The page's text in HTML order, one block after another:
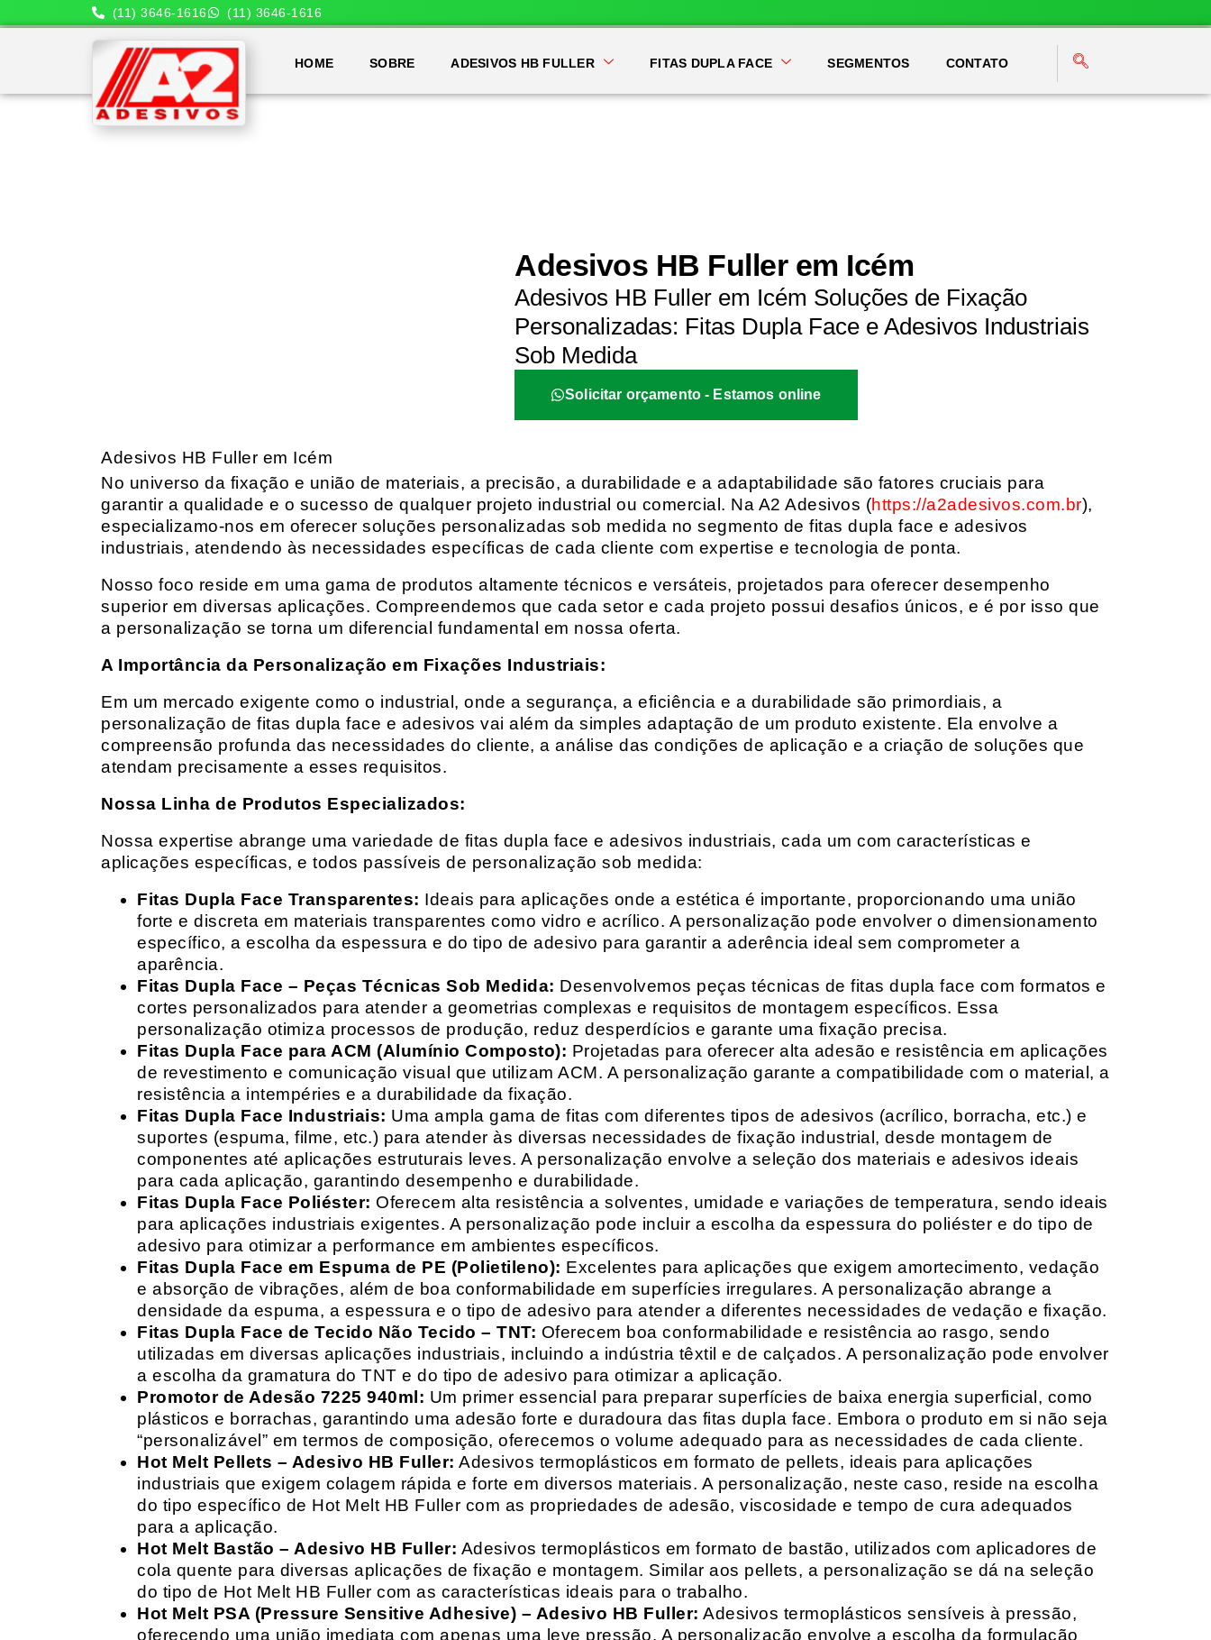
(11) 3646-1616 (11) 3646-1616
HOME SOBRE ADESIVOS HB FULLER FITAS DUPLA FACE SEGMENTOS CONTATO
Adesivos HB Fuller em Icém
Adesivos HB Fuller em Icém Soluções de Fixação
Personalizadas: Fitas Dupla Face e Adesivos Industriais
Sob Medida
Solicitar orçamento - Estamos online
Adesivos HB Fuller em Icém
No universo da fixação e união de materiais, a precisão, a durabilidade e a adaptabilidade são fatores cruciais para
garantir a qualidade e o sucesso de qualquer projeto industrial ou comercial. Na A2 Adesivos (https://a2adesivos.com.br),
especializamo-nos em oferecer soluções personalizadas sob medida no segmento de fitas dupla face e adesivos
industriais, atendendo às necessidades específicas de cada cliente com expertise e tecnologia de ponta.
Nosso foco reside em uma gama de produtos altamente técnicos e versáteis, projetados para oferecer desempenho
superior em diversas aplicações. Compreendemos que cada setor e cada projeto possui desafios únicos, e é por isso que
a personalização se torna um diferencial fundamental em nossa oferta.
A Importância da Personalização em Fixações Industriais:
Em um mercado exigente como o industrial, onde a segurança, a eficiência e a durabilidade são primordiais, a
personalização de fitas dupla face e adesivos vai além da simples adaptação de um produto existente. Ela envolve a
compreensão profunda das necessidades do cliente, a análise das condições de aplicação e a criação de soluções que
atendam precisamente a esses requisitos.
Nossa Linha de Produtos Especializados:
Nossa expertise abrange uma variedade de fitas dupla face e adesivos industriais, cada um com características e
aplicações específicas, e todos passíveis de personalização sob medida:
Fitas Dupla Face Transparentes: Ideais para aplicações onde a estética é importante, proporcionando uma união
forte e discreta em materiais transparentes como vidro e acrílico. A personalização pode envolver o dimensionamento
específico, a escolha da espessura e do tipo de adesivo para garantir a aderência ideal sem comprometer a
aparência.
Fitas Dupla Face – Peças Técnicas Sob Medida: Desenvolvemos peças técnicas de fitas dupla face com formatos e
cortes personalizados para atender a geometrias complexas e requisitos de montagem específicos. Essa
personalização otimiza processos de produção, reduz desperdícios e garante uma fixação precisa.
Fitas Dupla Face para ACM (Alumínio Composto): Projetadas para oferecer alta adesão e resistência em aplicações
de revestimento e comunicação visual que utilizam ACM. A personalização garante a compatibilidade com o material, a
resistência a intempéries e a durabilidade da fixação.
Fitas Dupla Face Industriais: Uma ampla gama de fitas com diferentes tipos de adesivos (acrílico, borracha, etc.) e
suportes (espuma, filme, etc.) para atender às diversas necessidades de fixação industrial, desde montagem de
componentes até aplicações estruturais leves. A personalização envolve a seleção dos materiais e adesivos ideais
para cada aplicação, garantindo desempenho e durabilidade.
Fitas Dupla Face Poliéster: Oferecem alta resistência a solventes, umidade e variações de temperatura, sendo ideais
para aplicações industriais exigentes. A personalização pode incluir a escolha da espessura do poliéster e do tipo de
adesivo para otimizar a performance em ambientes específicos.
Fitas Dupla Face em Espuma de PE (Polietileno): Excelentes para aplicações que exigem amortecimento, vedação
e absorção de vibrações, além de boa conformabilidade em superfícies irregulares. A personalização abrange a
densidade da espuma, a espessura e o tipo de adesivo para atender a diferentes necessidades de vedação e fixação.
Fitas Dupla Face de Tecido Não Tecido – TNT: Oferecem boa conformabilidade e resistência ao rasgo, sendo
utilizadas em diversas aplicações industriais, incluindo a indústria têxtil e de calçados. A personalização pode envolver
a escolha da gramatura do TNT e do tipo de adesivo para otimizar a aplicação.
Promotor de Adesão 7225 940ml: Um primer essencial para preparar superfícies de baixa energia superficial, como
plásticos e borrachas, garantindo uma adesão forte e duradoura das fitas dupla face. Embora o produto em si não seja
“personalizável” em termos de composição, oferecemos o volume adequado para as necessidades de cada cliente.
Hot Melt Pellets – Adesivo HB Fuller: Adesivos termoplásticos em formato de pellets, ideais para aplicações
industriais que exigem colagem rápida e forte em diversos materiais. A personalização, neste caso, reside na escolha
do tipo específico de Hot Melt HB Fuller com as propriedades de adesão, viscosidade e tempo de cura adequados
para a aplicação.
Hot Melt Bastão – Adesivo HB Fuller: Adesivos termoplásticos em formato de bastão, utilizados com aplicadores de
cola quente para diversas aplicações de fixação e montagem. Similar aos pellets, a personalização se dá na seleção
do tipo de Hot Melt HB Fuller com as características ideais para o trabalho.
Hot Melt PSA (Pressure Sensitive Adhesive) – Adesivo HB Fuller: Adesivos termoplásticos sensíveis à pressão,
oferecendo uma união imediata com apenas uma leve pressão. A personalização envolve a escolha da formulação